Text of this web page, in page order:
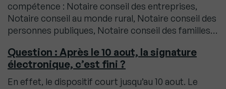
compétence : Notaire conseil des entreprises,
Notaire conseil au monde rural, Notaire conseil des
personnes publiques, Notaire conseil des familles…
Question : Après le 10 aout, la signature
électronique, c’est fini ?
En effet, le dispositif court jusqu’au 10 aout. Le